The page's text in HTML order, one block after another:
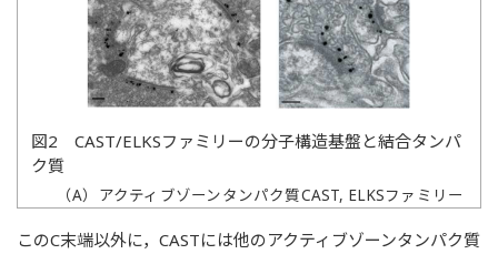
図2 CAST/ELKSファミリーの分子構造基盤と結合タンパ
ク質
（A）アクティブゾーンタンパク質CAST, ELKSファミリー
域（青いらせんで表す）を有しており，周辺のタンパク質
このC末端以外に，CASTには他のアクティブゾーンタンパク質